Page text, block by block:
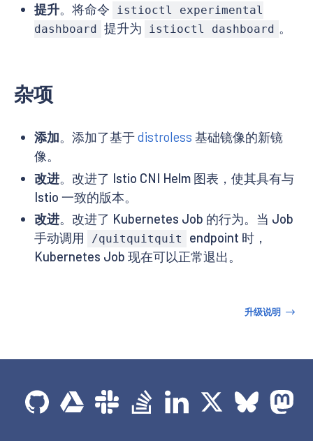
提升。将命令
istioctl experimental
dashboard 提升为 istioctl dashboard 。
杂项
添加。添加了基于distroless 基础镜像的新镜
像。
改进。改进了 Istio CNI Helm 图表，使其具有与
Istio 一致的版本。
改进。改进了 Kubernetes Job 的行为。当 Job
手动调用
/quitquitquit
endpoint 时，
Kubernetes Job 现在可以正常退出。
升级说明